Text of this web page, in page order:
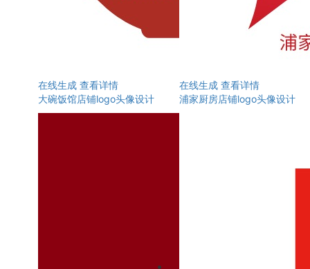
在线生成 查看详情
大碗饭馆店铺logo头像设计
在线生成 查看详情
浦家厨房店铺logo头像设计